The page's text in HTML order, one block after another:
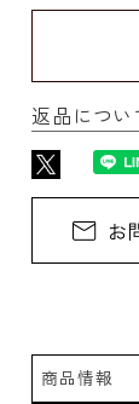
返品につい
商品情報